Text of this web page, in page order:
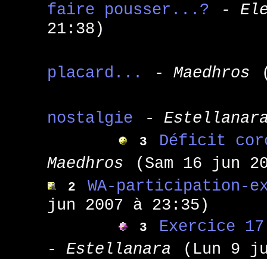
faire pousser...?
-
21:38)
placard... - Maedhros
nostalgie -
3
Déficit
Maedhros
(Sam 16 jun
2
WA-participation-
jun 2007 à 23:35)
3
Exercice
- Estellanara
(Lun 9